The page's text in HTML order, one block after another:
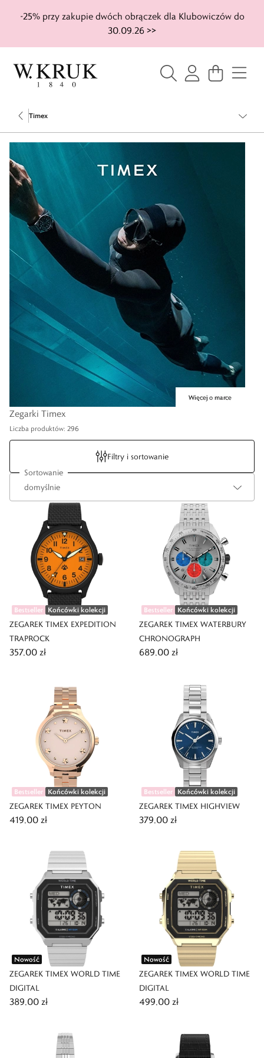
-25% przy zakupie dwóch obrączek dla Klubowiczów do
30.09.26 >>
Timex
Zegarki Timex
Liczba produktów: 296
Filtry i sortowanie
Sortowanie
Bestseller Końcówki kolekcji
ZEGAREK TIMEX EXPEDITION
TRAPROCK
357,00 zł
Bestseller Końcówki kolekcji
ZEGAREK TIMEX WATERBURY
CHRONOGRAPH
689,00 zł
Bestseller Końcówki kolekcji
ZEGAREK TIMEX PEYTON
419,00 zł
Bestseller Końcówki kolekcji
ZEGAREK TIMEX HIGHVIEW
379,00 zł
Nowość
ZEGAREK TIMEX WORLD TIME
DIGITAL
389,00 zł
Nowość
ZEGAREK TIMEX WORLD TIME
DIGITAL
499,00 zł